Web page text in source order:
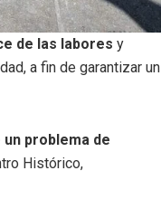
de las labores y
a fin de garantizar un
problema de
Histórico,